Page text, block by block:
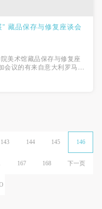
藏品保存与修复座谈会
美术馆藏品保存与修复座
会议的有来自意大利罗马文
术历史文物部主任Daila
Maria Marcone女士，皮革
143 144 145 146
167 168 下一页